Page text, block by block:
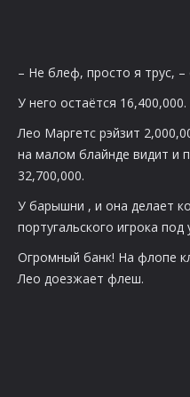
– Не блеф, просто я трус,
У него остаётся 16,400,000.
Лео Маргетс рэйзит
на малом блайнде видит и
32,700,000.
У барышни , и она делает
португальского игрока под
Огромный банк! На флопе
Лео доезжает флеш.